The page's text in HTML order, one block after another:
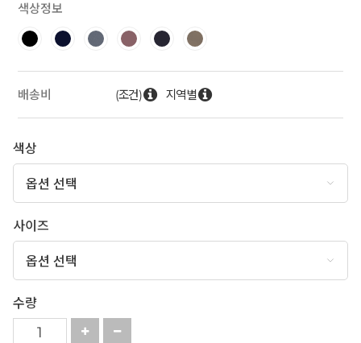
색상정보
배송비 (조건) 지역별
색상
사이즈
수량